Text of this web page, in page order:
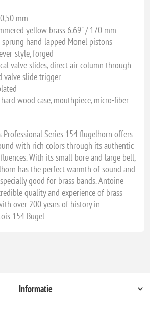
mm
yellow brass 6.69" / 170 mm
sprung hand-lapped Monel pistons
style, forged
valve slides, direct air column through
valve slide trigger
wood case, mouthpiece, micro-fiber
Professional Series 154 flugelhorn offers
with rich colors through its authentic
With its small bore and large bell,
has the perfect warmth of sound and
good for brass bands. Antoine
quality and experience of brass
over 200 years of history in
154 Bugel
Informatie